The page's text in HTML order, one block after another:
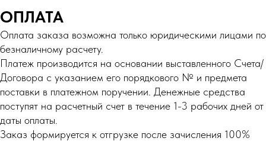
ОПЛАТА
Оплата заказа возможна только юридическими лицами по
безналичному расчету.
Платеж производится на основании выставленного Счета/
Договора с указанием его порядкового № и предмета
поставки в платежном поручении. Денежные средства
поступят на расчетный счет в течение 1-3 рабочих дней от
даты оплаты.
Заказ формируется к отгрузке после зачисления 100%